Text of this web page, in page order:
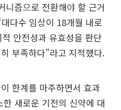
니즘으로 전환해야 할 근거
다수 임상이 18개월 내로
안전성과 유효성을 판단
부족하다”라고 지적했다.
한계를 마주하면서 효과
새로운 기전의 신약에 대